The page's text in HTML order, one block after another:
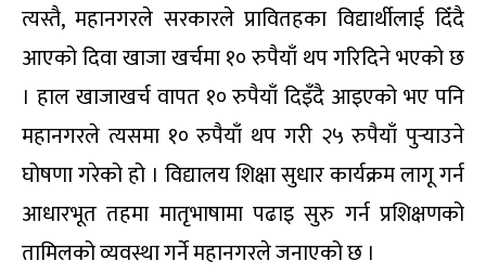
त्यस्तै, महानगरले सरकारले प्रावितहका विद्यार्थीलाई दिँदै
आएको दिवा खाजा खर्चमा १० रुपैयाँ थप गरिदिने भएको छ
। हाल खाजाखर्च वापत १० रुपैयाँ दिइँदै आइएको भए पनि
महानगरले त्यसमा १० रुपैयाँ थप गरी २५ रुपैयाँ पुर्‍याउने
घोषणा गरेको हो । विद्यालय शिक्षा सुधार कार्यक्रम लागू गर्न
आधारभूत तहमा मातृभाषामा पढाइ सुरु गर्न प्रशिक्षणको
तामिलको व्यवस्था गर्ने महानगरले जनाएको छ ।